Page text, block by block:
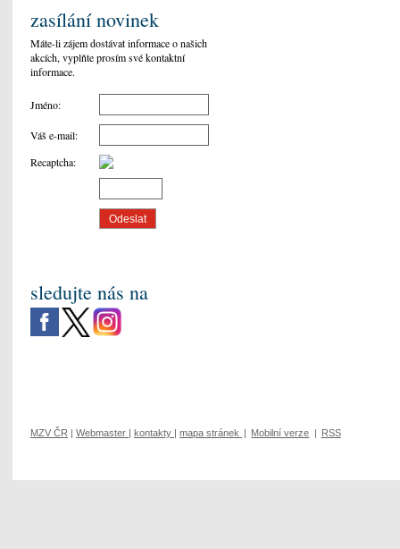
zasílání novinek
Máte-li zájem dostávat informace o našich
akcích, vyplňte prosím své kontaktní
informace.
Jméno:
Váš e-mail:
Recaptcha:
sledujte nás na
MZV ČR Webmaster kontakty mapa stránek Mobilní verze RSS